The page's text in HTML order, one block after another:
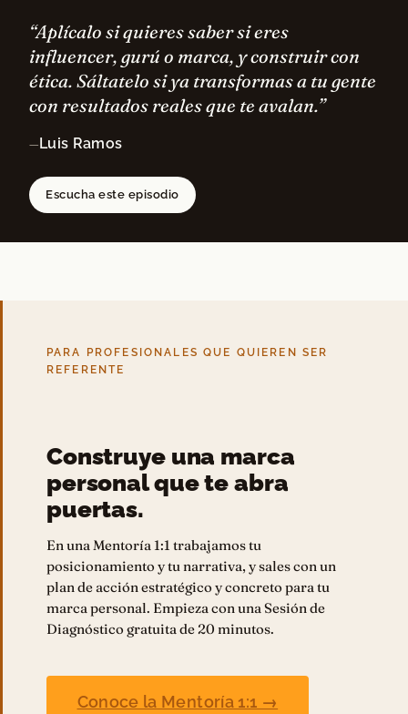
“Aplícalo si quieres saber si eres
influencer, gurú o marca, y construir con
ética. Sáltatelo si ya transformas a tu gente
con resultados reales que te avalan.”
— Luis Ramos
Escucha este episodio
PARA PROFESIONALES QUE QUIEREN SER
REFERENTE
Construye una marca
personal que te abra
puertas.
En una Mentoría 1:1 trabajamos tu
posicionamiento y tu narrativa, y sales con un
plan de acción estratégico y concreto para tu
marca personal. Empieza con una Sesión de
Diagnóstico gratuita de 20 minutos.
Conoce la Mentoría 1:1 →